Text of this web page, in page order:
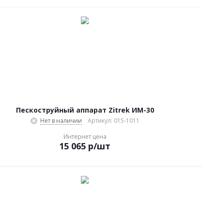
Пескоструйный аппарат Zitrek ИМ-30
Нет в наличии
Артикул: 015-1011
Интернет цена
15 065 р/шт